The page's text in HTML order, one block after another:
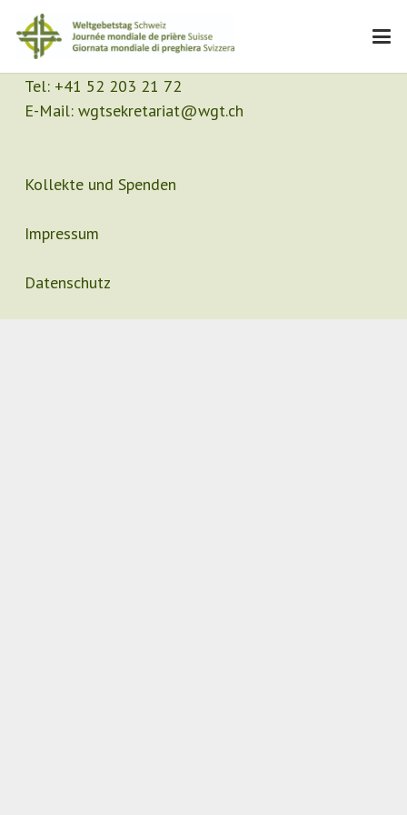
Kontakt
Sekretariat
Tel: +41 52 203 21 72
E-Mail: wgtsekretariat@wgt.ch
Kollekte und Spenden
Impressum
Datenschutz